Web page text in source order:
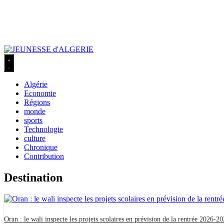
Algérie
Economie
Régions
monde
sports
Technologie
culture
Chronique
Contribution
Destination
Oran : le wali inspecte les projets scolaires en prévision de la rentrée 2026-